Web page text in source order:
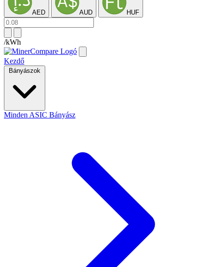
AED AUD HUF
/kWh
Kezdő
Bányászok
Minden ASIC Bányász